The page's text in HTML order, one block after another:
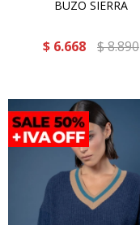
BUZO SIERRA
$ 6.668 $8.890